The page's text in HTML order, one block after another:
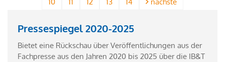
Pressespiegel 2020-2025
Bietet eine Rückschau über Veröffentlichungen aus der
Fachpresse aus den Jahren 2020 bis 2025 über die IB&T